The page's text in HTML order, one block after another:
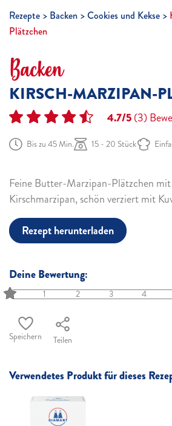
Rezepte Backen Cookies und Kekse
Plätzchen
Backen
KIRSCH-MARZIPAN-
4.7/5(3)
Bis zu 45 Min. 15 - 20 Stück
Feine Butter-Marzipan-Plätzchen
Kirschmarzipan, schön verziert mit
Rezept herunterladen
Deine Bewertung:
1 2 3 4
Speichern Teilen
Verwendetes Produkt für dieses